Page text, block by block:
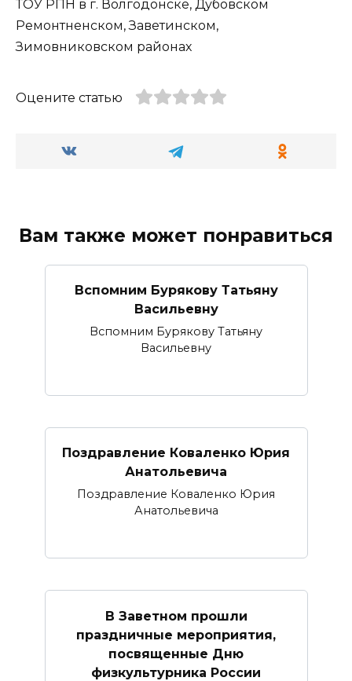
ТОУ РПН в г. Волгодонске, Дубовском
Ремонтненском, Заветинском,
Зимовниковском районах
Оцените статью
Вам также может понравиться
Вспомним Бурякову Татьяну
Васильевну
Вспомним Бурякову Татьяну
Васильевну
Поздравление Коваленко Юрия
Анатольевича
Поздравление Коваленко Юрия
Анатольевича
В Заветном прошли
праздничные мероприятия,
посвященные Дню
физкультурника России